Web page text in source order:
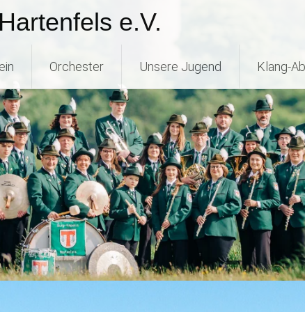
e.V.
Orchester Unsere Jugend Klang-